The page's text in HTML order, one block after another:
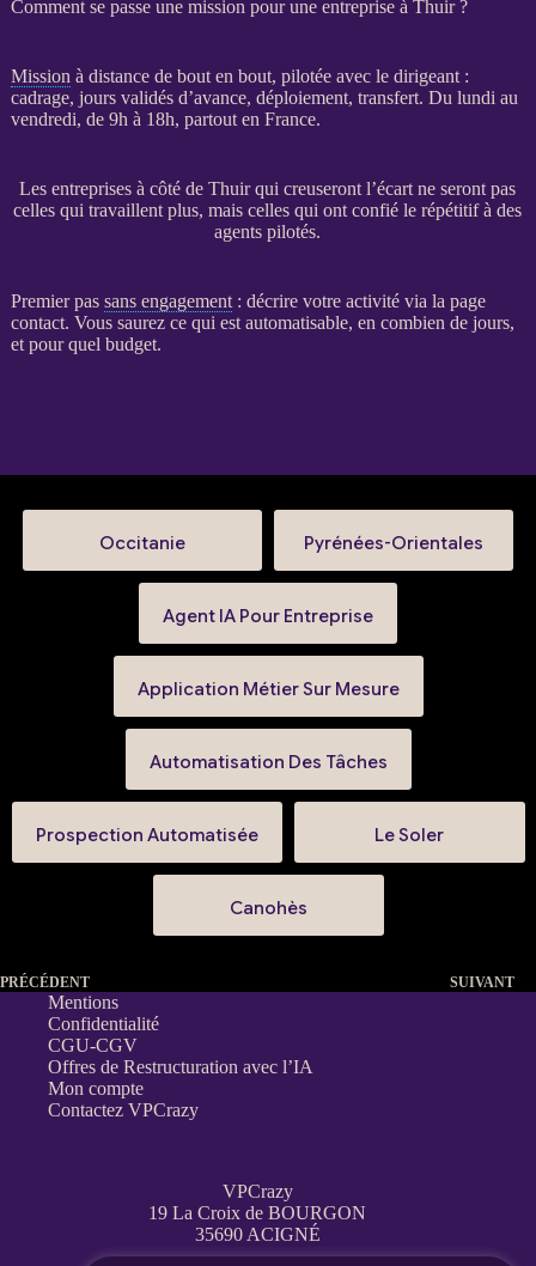
Comment se passe une mission pour une entreprise à Thuir ?
Mission à distance de bout en bout, pilotée avec le dirigeant :
cadrage, jours validés d’avance, déploiement, transfert. Du lundi au
vendredi, de 9h à 18h, partout en France.
Les entreprises à côté de Thuir qui creuseront l’écart ne seront pas
celles qui travaillent plus, mais celles qui ont confié le répétitif à des
agents pilotés.
Premier pas sans engagement: décrire votre activité via la page
contact. Vous saurez ce qui est automatisable, en combien de jours,
et pour quel budget.
Occitanie Pyrénées-Orientales
Agent IA Pour Entreprise
Application Métier Sur Mesure
Automatisation Des Tâches
Prospection Automatisée Le Soler
Canohès
PRÉCÉDENT SUIVANT
Mentions
Confidentialité
CGU-CGV
Offres de Restructuration avec l’IA
Mon compte
Contactez VPCrazy
VPCrazy
19 La Croix de BOURGON
35690 ACIGNÉ